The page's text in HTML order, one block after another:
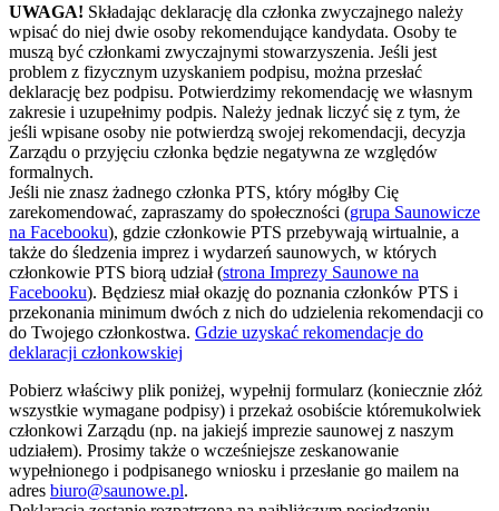
UWAGA! Składając deklarację dla członka zwyczajnego należy
wpisać do niej dwie osoby rekomendujące kandydata. Osoby te
muszą być członkami zwyczajnymi stowarzyszenia. Jeśli jest
problem z fizycznym uzyskaniem podpisu, można przesłać
deklarację bez podpisu. Potwierdzimy rekomendację we własnym
zakresie i uzupełnimy podpis. Należy jednak liczyć się z tym, że
jeśli wpisane osoby nie potwierdzą swojej rekomendacji, decyzja
Zarządu o przyjęciu członka będzie negatywna ze względów
formalnych.
Jeśli nie znasz żadnego członka PTS, który mógłby Cię
zarekomendować, zapraszamy do społeczności (grupa Saunowicze
na Facebooku), gdzie członkowie PTS przebywają wirtualnie, a
także do śledzenia imprez i wydarzeń saunowych, w których
członkowie PTS biorą udział (strona Imprezy Saunowe na
Facebooku). Będziesz miał okazję do poznania członków PTS i
przekonania minimum dwóch z nich do udzielenia rekomendacji co
do Twojego członkostwa. Gdzie uzyskać rekomendacje do
deklaracji członkowskiej
Pobierz właściwy plik poniżej, wypełnij formularz (koniecznie złóż
wszystkie wymagane podpisy) i przekaż osobiście któremukolwiek
członkowi Zarządu (np. na jakiejś imprezie saunowej z naszym
udziałem). Prosimy także o wcześniejsze zeskanowanie
wypełnionego i podpisanego wniosku i przesłanie go mailem na
adres biuro@saunowe.pl.